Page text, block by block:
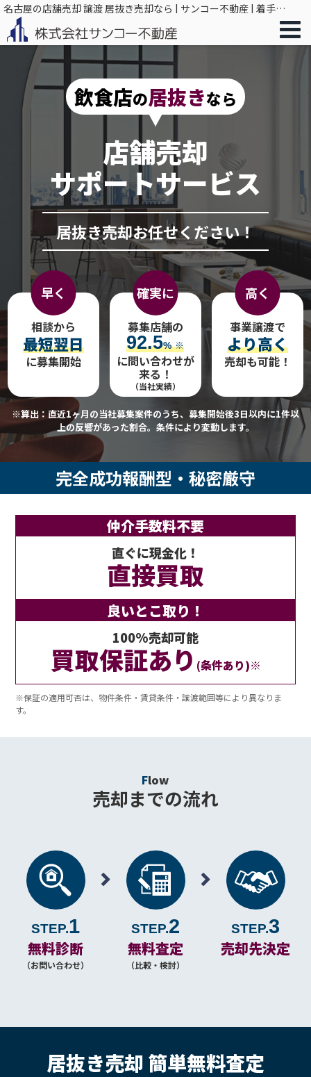
名古屋の店舗売却 譲渡 居抜き売却なら | サンコー不動産 | 着手金0円で成果にコミット
飲食店の居抜きなら
店舗売却
サポートサービス
居抜き売却お任せください！
相談から
最短翌日
に募集開始
募集店舗の
92.5% ※
に問い合わせが
来る！
（当社実績）
事業譲渡で
より高く
売却も可能！
※算出：直近1ヶ月の当社募集案件のうち、募集開始後3日以内に1件以
上の反響があった割合。条件により変動します。
完全成功報酬型・秘密厳守
仲介手数料不要
直ぐに現金化！
直接買取
良いとこ取り！
100%売却可能
買取保証あり (条件あり)※
※保証の適用可否は、物件条件・賃貸条件・譲渡範囲等により異なりま
す。
Flow
売却までの流れ
STEP.1
無料診断
（お問い合わせ）
STEP.2
無料査定
（比較・検討）
STEP.3
売却先決定
居抜き売却 簡単無料査定